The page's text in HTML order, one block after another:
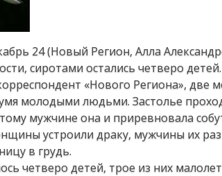
24 (Новый Регион, Алла
сиротами остались четверо
«Нового Региона»,
молодыми людьми. Застолье
мужчине она и приревновала
устроили драку, мужчины их
в грудь.
четверо детей, трое из них